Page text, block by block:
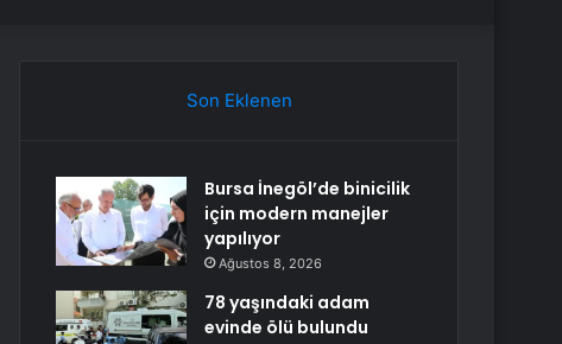
Son Eklenen
Bursa İnegöl’de binicilik
için modern manejler
yapılıyor
Ağustos 8, 2026
78 yaşındaki adam
evinde ölü bulundu